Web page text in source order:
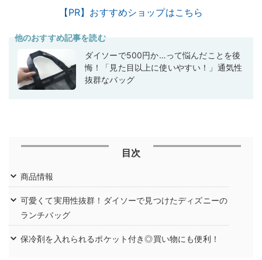
【PR】おすすめショップはこちら
他のおすすめ記事を読む
ダイソーで500円か…って悩んだことを後
悔！「見た目以上に使いやすい！」通気性
抜群なバッグ
目次
商品情報
可愛くて実用性抜群！ダイソーで見つけたディズニーの
ランチバッグ
保冷剤を入れられるポケット付き◎買い物にも便利！